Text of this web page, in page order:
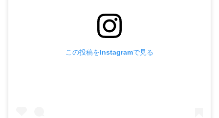
この投稿をInstagramで見る